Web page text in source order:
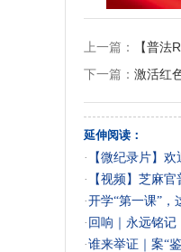
上一篇：
【普法
下一篇： 激活红
延伸阅读：
·
【微纪录片】
· 【视频】芝麻
·开学“第一课”，
· 回响｜永远铭记
·谁来举证｜案“